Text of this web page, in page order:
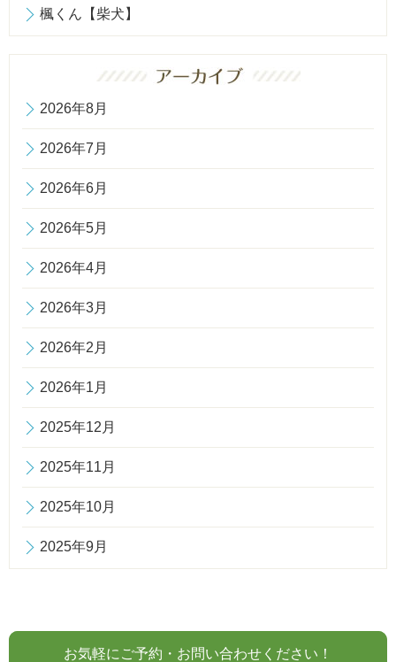
楓くん【柴犬】
2026年8月
2026年7月
2026年6月
2026年5月
2026年4月
2026年3月
2026年2月
2026年1月
2025年12月
2025年11月
2025年10月
2025年9月
お気軽にご予約・お問い合わせください！